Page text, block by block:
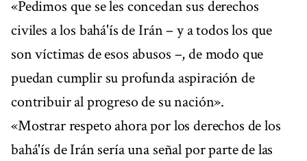
«Pedimos que se les concedan sus derechos
civiles a los bahá'ís de Irán – y a todos los que
son víctimas de esos abusos –, de modo que
puedan cumplir su profunda aspiración de
contribuir al progreso de su nación».
«Mostrar respeto ahora por los derechos de los
bahá'ís de Irán sería una señal por parte de las